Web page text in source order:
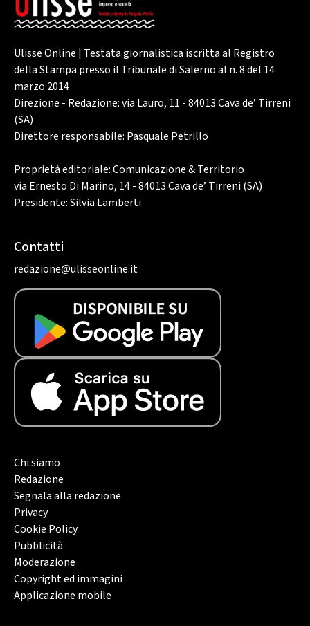
Ulisse Online | Testata giornalistica iscritta al Registro
della Stampa presso il Tribunale di Salerno al n. 8 del 14
marzo 2014
Direzione - Redazione: via Lauro, 11 - 84013 Cava de’ Tirreni
(SA)
Direttore responsabile: Pasquale Petrillo
Proprietà editoriale: Comunicazione & Territorio
via Ernesto Di Marino, 14 - 84013 Cava de’ Tirreni (SA)
Presidente: Silvia Lamberti
Contatti
redazione@ulisseonline.it
Chi siamo
Redazione
Segnala alla redazione
Privacy
Cookie Policy
Pubblicità
Moderazione
Copyright ed immagini
Applicazione mobile